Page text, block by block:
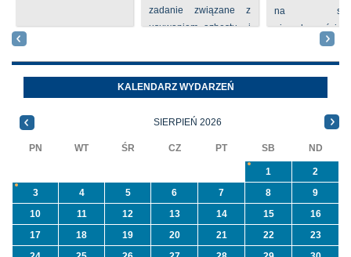
zadanie związane z
usuwaniem azbestu i
azbest w ramach
programu
priorytetowego
NFOŚiGW pn.
na
nieruchomości nr
Oleszycach
Orzeszkowej.
informacji ...
KALENDARZ WYDARZEŃ
SIERPIEŃ 2026
PN WT ŚR CZ PT SB ND
1
2
3
4 5 6 7 8
9
10
11 12 13 14 15
16
17
18 19 20 21 22
23